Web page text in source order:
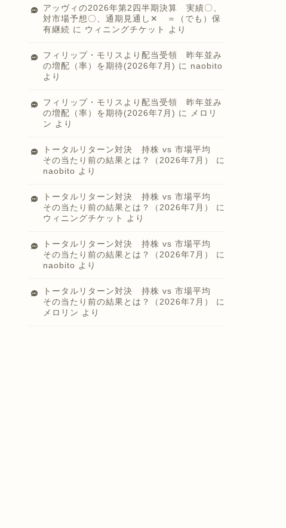
アッヴィの2026年第2四半期決算 実績〇、
対市場予想〇、通期見通し✕ ＝（でも）保
有継続 に ウィニングチケット より
フィリップ・モリスより配当受領 昨年並み
の増配（率）を期待(2026年7月) に naobito
より
フィリップ・モリスより配当受領 昨年並み
の増配（率）を期待(2026年7月) に メロリ
ン より
トータルリターン対決 持株 vs 市場平均
その当たり前の結果とは？（2026年7月）
に
naobito より
トータルリターン対決 持株 vs 市場平均
その当たり前の結果とは？（2026年7月）
に
ウィニングチケット
より
トータルリターン対決 持株 vs 市場平均
その当たり前の結果とは？（2026年7月）
に
naobito より
トータルリターン対決 持株 vs 市場平均
その当たり前の結果とは？（2026年7月）
に
メロリン より